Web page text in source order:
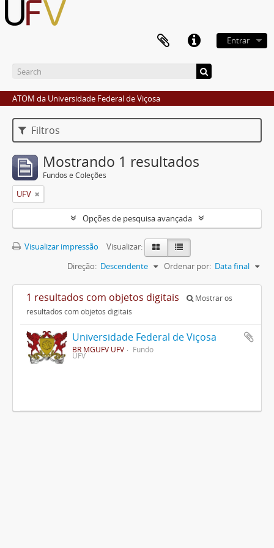
Entrar
ATOM da Universidade Federal de Viçosa
Filtros
Mostrando 1 resultados
Fundos e Coleções
UFV
Opções de pesquisa avançada
Visualizar impressão
Visualizar:
Ordenar por: Data final
Direção: Descendente
1 resultados com objetos digitais
Mostrar os
resultados com objetos digitais
Universidade Federal de Viçosa
BR MGUFV UFV Fundo
UFV